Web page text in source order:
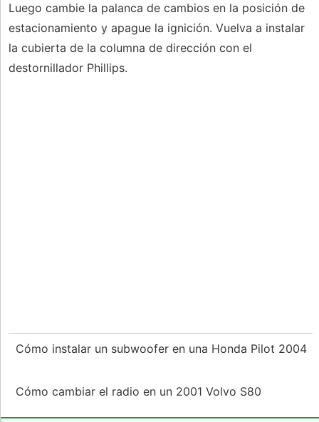
Luego cambie la palanca de cambios en la posición de
estacionamiento y apague la ignición. Vuelva a instalar
la cubierta de la columna de dirección con el
destornillador Phillips.
Cómo instalar un subwoofer en una Honda Pilot 2004
Cómo cambiar el radio en un 2001 Volvo S80